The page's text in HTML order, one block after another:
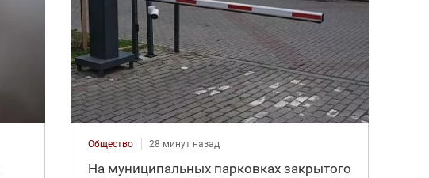
Общество 28 минут назад
На муниципальных парковках закрытого